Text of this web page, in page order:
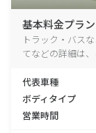
基本料金プラン
トラック・バス
てなどの詳細は
代表車種
ボディタイプ
営業時間